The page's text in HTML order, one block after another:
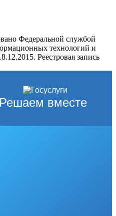
Федеральной службой
технологий и
Реестровая запись
Решаем вместе